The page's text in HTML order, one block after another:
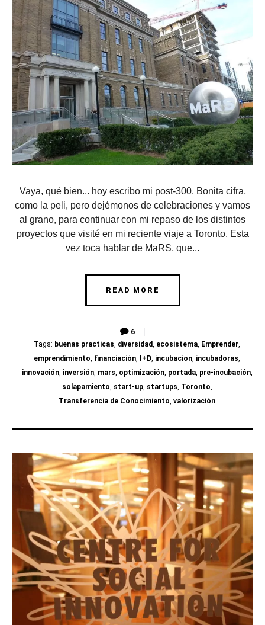
Vaya, qué bien... hoy escribo mi post-300. Bonita cifra,
como la peli, pero dejémonos de celebraciones y vamos
al grano, para continuar con mi repaso de los distintos
proyectos que visité en mi reciente viaje a Toronto. Esta
vez toca hablar de MaRS, que...
READ MORE
6
Tags: buenas practicas, diversidad, ecosistema, Emprender,
emprendimiento, financiación, I+D, incubacion, incubadoras,
innovación, inversión, mars, optimización, portada, pre-incubación,
solapamiento, start-up, startups, Toronto,
Transferencia de Conocimiento, valorización